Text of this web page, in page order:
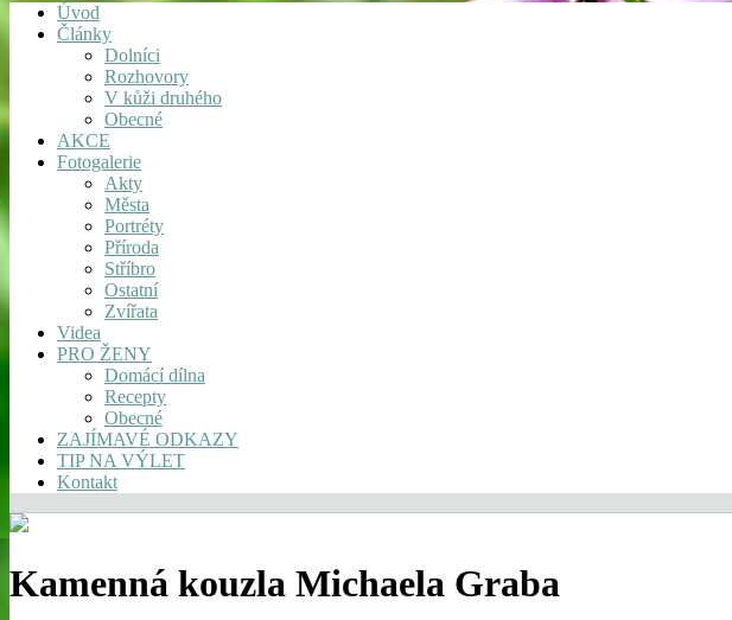
Úvod
Články
Dolníci
Rozhovory
V kůži druhého
Obecné
AKCE
Fotogalerie
Akty
Města
Portréty
Příroda
Stříbro
Ostatní
Zvířata
Videa
PRO ŽENY
Domácí dílna
Recepty
Obecné
ZAJÍMAVÉ ODKAZY
TIP NA VÝLET
Kontakt
Kamenná kouzla Michaela Graba